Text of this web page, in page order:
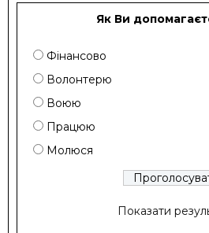
Як Ви
Фінансово
Волонтерю
Воюю
Працюю
Молюся
Показати